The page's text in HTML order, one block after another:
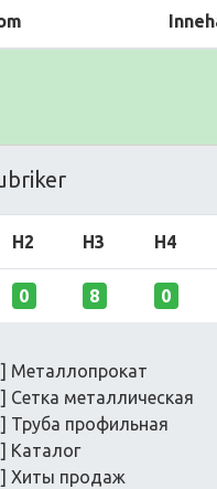
H2 H3 H4
0 8 0
Металлопрокат
Сетка металлическая
Труба профильная
Каталог
Хиты продаж